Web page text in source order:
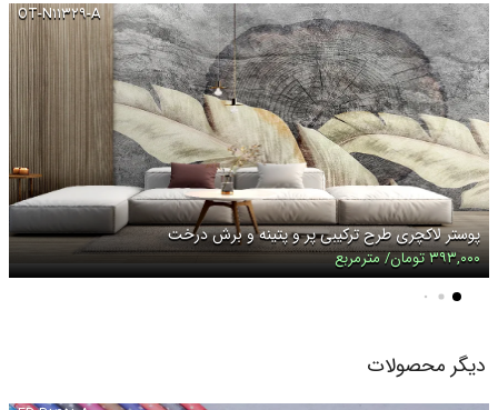
OT-N۱۱۳۲۹-A
پوستر لاکچری طرح ترکیبی پر و پتینه و برش درخت
۳۹۳,۰۰۰ تومان/ مترمربع
دیگر محصولات